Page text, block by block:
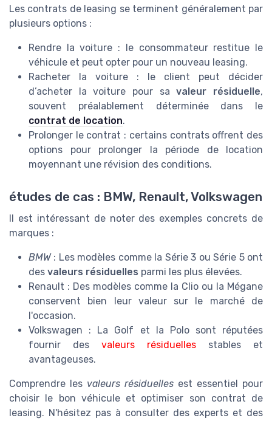
Les contrats de leasing se terminent généralement par
plusieurs options :
Rendre la voiture : le consommateur restitue le
véhicule et peut opter pour un nouveau leasing.
Racheter la voiture : le client peut décider
d’acheter la voiture pour savaleur résiduelle,
souvent préalablement déterminée dans le
contrat de location.
Prolonger le contrat : certains contrats offrent des
options pour prolonger la période de location
moyennant une révision des conditions.
études de cas : BMW, Renault, Volkswagen
Il est intéressant de noter des exemples concrets de
marques :
BMW: Les modèles comme la Série 3 ou Série 5 ont
des valeurs résiduelles parmi les plus élevées.
Renault : Des modèles comme la Clio ou la Mégane
conservent bien leur valeur sur le marché de
l'occasion.
Volkswagen : La Golf et la Polo sont réputées
fournir des valeurs résiduelles stables et
avantageuses.
Comprendre les valeurs résiduelles est essentiel pour
choisir le bon véhicule et optimiser son contrat de
leasing. N'hésitez pas à consulter des experts et des